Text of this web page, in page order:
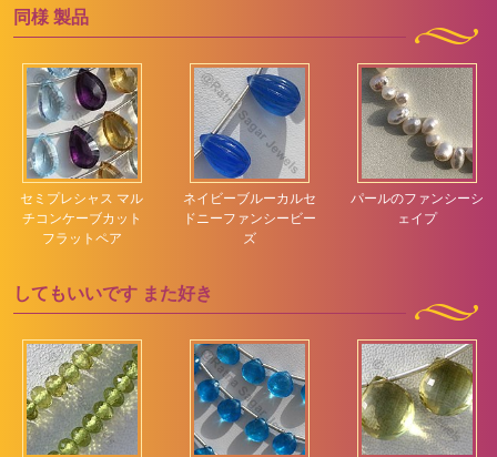
同様 製品
セミプレシャス マル
チコンケーブカット
フラットペア
ネイビーブルーカルセ
ドニーファンシービー
ズ
パールのファンシーシ
ェイプ
してもいいです また好き